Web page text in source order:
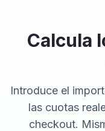
Calcula
Introduce el
las cuotas
checkout.